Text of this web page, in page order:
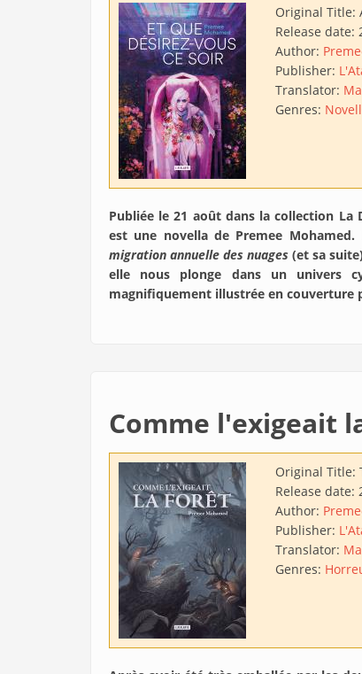
Original Title:
Release date:
Author:
Publisher:
Translator:
Genres:
Publiée le 21 août dans la collection La
est une novella de Premee
migration annuelle des nuages (et sa
elle nous plonge dans un univers
magnifiquement illustrée en couverture
Comme l'exigeait
Original Title:
Release date:
Author:
Publisher:
Translator:
Genres: